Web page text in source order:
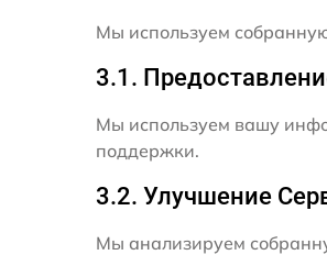
Мы используем
3.1.
Мы используем вашу
поддержки.
3.2. Улучшение
Мы анализируем